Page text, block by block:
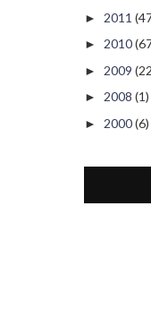
► 2011
► 2010
► 2009
► 2008 (1)
► 2000(6)